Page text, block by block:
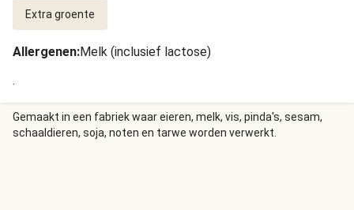
Extra groente
Allergenen:Melk (inclusief lactose)
.
Gemaakt in een fabriek waar eieren, melk, vis, pinda's, sesam,
schaaldieren, soja, noten en tarwe worden verwerkt.